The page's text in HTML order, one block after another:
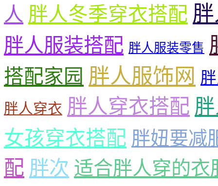
人 胖人冬季穿衣搭配
胖人服装搭配 胖人服装零售
搭配家园 胖人服饰网
胖人穿衣 胖人穿衣搭配
女孩穿衣搭配 胖妞要减
配 胖次 适合胖人穿的衣